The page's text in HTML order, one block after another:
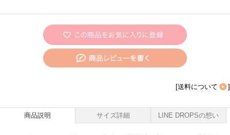
[送料について ]
商品説明 サイズ詳細 LINE DROPSの想い